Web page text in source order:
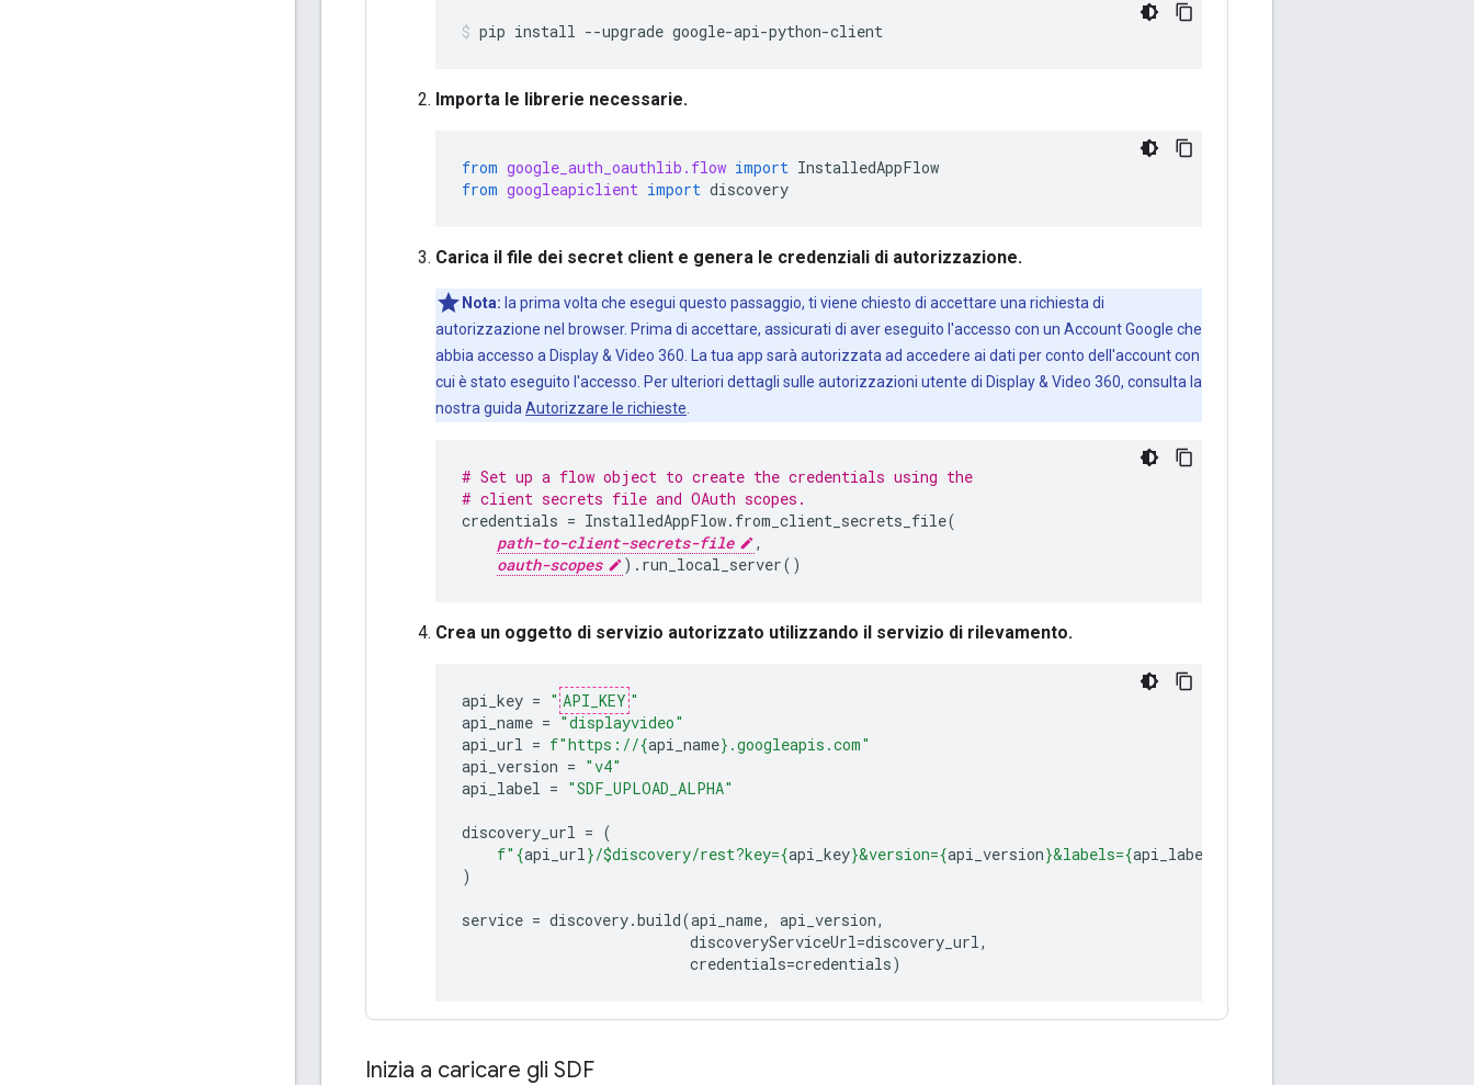
Importa le librerie necessarie.
from google_auth_oauthlib.flow import InstalledAppFlow
from googleapiclient import discovery
Carica il file dei secret client e genera le credenziali di autorizzazione.
Nota: la prima volta che esegui questo passaggio, ti viene chiesto di accettare una richiesta di
autorizzazione nel browser. Prima di accettare, assicurati di aver eseguito l'accesso con un Account Google che
abbia accesso a Display & Video 360. La tua app sarà autorizzata ad accedere ai dati per conto dell'account con
cui è stato eseguito l'accesso. Per ulteriori dettagli sulle autorizzazioni utente di Display & Video 360, consulta la
nostra guida Autorizzare le richieste
# Set up a flow object to create the credentials using the
# client secrets file and OAuth scopes.
credentials = InstalledAppFlow. from_client_secrets_file(
path-to-client-secrets-file
,
oauth-scopes
) . run_local_server()
Crea un oggetto di servizio autorizzato utilizzando il servizio di rilevamento.
api_key = " API_KEY "
api_name = "displayvideo"
api_url = f"https://{api_name} .googleapis.com"
api_version = "v4"
api_label = "SDF_UPLOAD_ALPHA"
discovery_url = (
f" {api_url}/$discovery/rest?key={api_key}&version={api_version}&labels={api_label
)
service = discovery.build(api_name, api_version,
discoveryServiceUrl=discovery_url,
credentials=credentials)
Inizia a caricare gli SDF